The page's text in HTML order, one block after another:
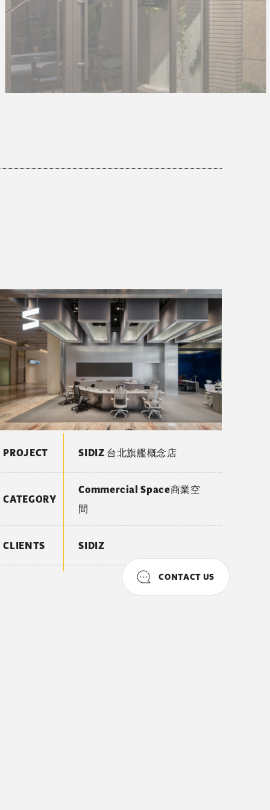
CONTACT US
PROJECT SIDIZ 台北旗艦概念店
CATEGORY
Commercial Space商業空
間
CLIENTS SIDIZ